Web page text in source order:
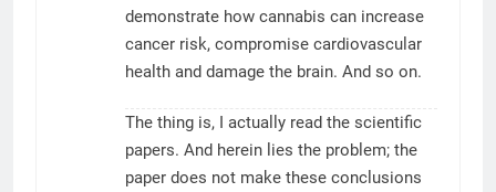
demonstrate how cannabis can increase
cancer risk, compromise cardiovascular
health and damage the brain. And so on.
The thing is, I actually read the scientific
papers. And herein lies the problem; the
paper does not make these conclusions